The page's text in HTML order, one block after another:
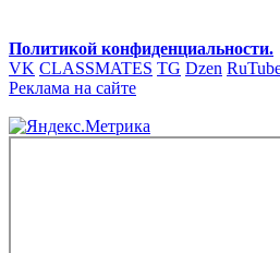
Политикой конфиденциальности.
VK CLASSMATES TG Dzen
Реклама на сайте